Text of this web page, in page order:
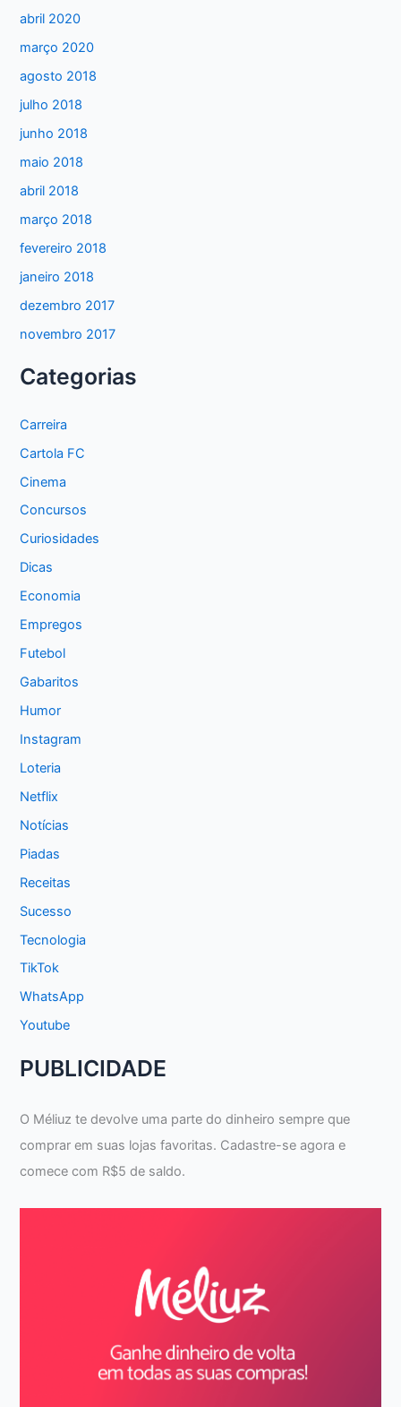
abril 2020
março 2020
agosto 2018
julho 2018
junho 2018
maio 2018
abril 2018
março 2018
fevereiro 2018
janeiro 2018
dezembro 2017
novembro 2017
Categorias
Carreira
Cartola FC
Cinema
Concursos
Curiosidades
Dicas
Economia
Empregos
Futebol
Gabaritos
Humor
Instagram
Loteria
Netflix
Notícias
Piadas
Receitas
Sucesso
Tecnologia
TikTok
WhatsApp
Youtube
PUBLICIDADE
O Méliuz te devolve uma parte do dinheiro sempre que
comprar em suas lojas favoritas. Cadastre-se agora e
comece com R$5 de saldo.